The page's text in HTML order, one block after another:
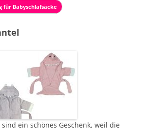
für Babyschlafsäcke
ein schönes Geschenk, weil die